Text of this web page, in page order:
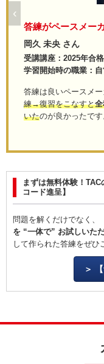
‹
答練がペースメー
岡久 未央 さん
受講講座：2025年合
学習開始時の職業：
答練は良いペースメー
練→復習をこなすと
いたのが良かったです
まずは無料体験！
コード進呈】
問題を解くだけでなく、
を “一体で” お試しいた
して作られた答練をぜひ